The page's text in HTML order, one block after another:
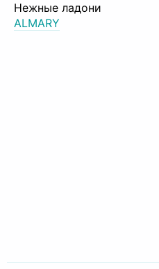
Нежные ладони
ALMARY